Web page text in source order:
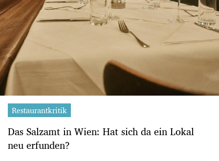
Restaurantkritik
Das Salzamt in Wien: Hat sich da ein Lokal
neu erfunden?